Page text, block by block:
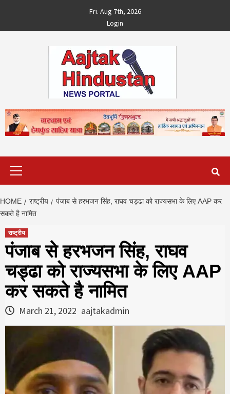
content
Fri. Aug 7th, 2026
Login
HOME राष्ट्रीय
पंजाब से हरभजन सिंह, राघव चड्ढा को राज्‍यसभा के लिए AAP कर
सकते है नामित
राष्ट्रीय
पंजाब से हरभजन सिंह, राघव
चड्ढा को राज्‍यसभा के लिए AAP
कर सकते है नामित
March 21, 2022 aajtakadmin